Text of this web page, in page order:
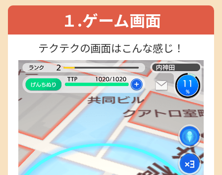
１.ゲーム画面
テクテクの画面はこんな感じ！